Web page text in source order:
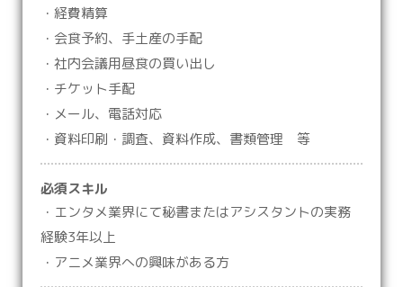
・経費精算
・会食予約、手土産の手配
・社内会議用昼食の買い出し
・チケット手配
・メール、電話対応
・資料印刷・調査、資料作成、書類管理 等
必須スキル
・エンタメ業界にて秘書またはアシスタントの実務
経験3年以上
・アニメ業界への興味がある方